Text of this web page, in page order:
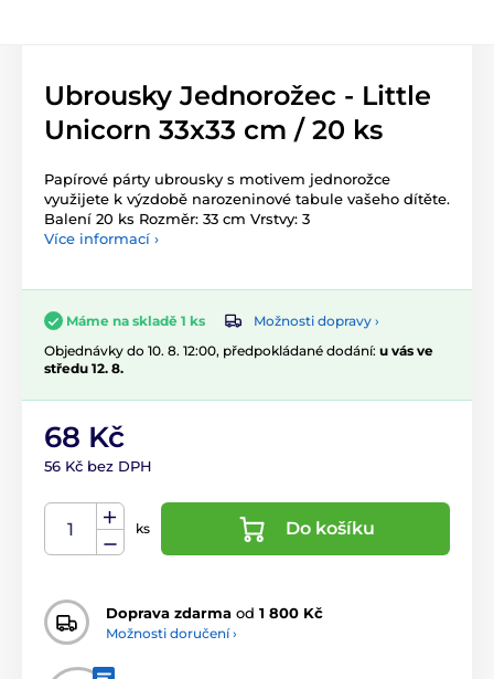
Ubrousky Jednorožec - Little
Unicorn 33x33 cm / 20 ks
Papírové párty ubrousky s motivem jednorožce
využijete k výzdobě narozeninové tabule vašeho dítěte.
Balení 20 ks Rozměr: 33 cm Vrstvy: 3
Více informací ›
Máme na skladě 1 ks
Možnosti dopravy ›
Objednávky do 10. 8. 12:00, předpokládané dodání: u vás ve
středu 12. 8.
68 Kč
56 Kč bez DPH
ks Do košíku
Doprava zdarma od 1 800 Kč
Možnosti doručení ›